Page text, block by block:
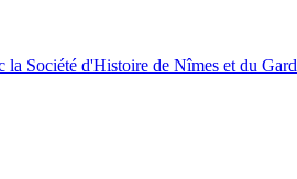
la Société d'Histoire de Nîmes et du Gard